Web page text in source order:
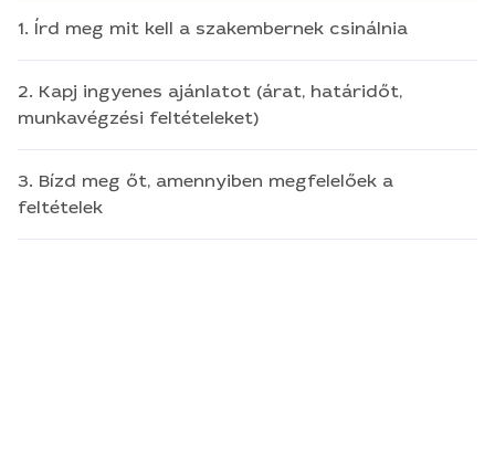
1. Írd meg mit kell a szakembernek csinálnia
2. Kapj ingyenes ajánlatot (árat, határidőt,
munkavégzési feltételeket)
3. Bízd meg őt, amennyiben megfelelőek a
feltételek